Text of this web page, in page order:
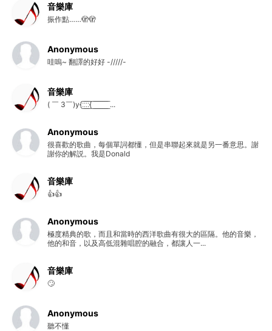
音樂庫
振作點……🫣🫣
Anonymous
哇嗚~ 翻譯的好好 -/////-
音樂庫
( ￣ 3￣)y{:̲̅:̲̅:̲̅:̲̅{ ̲̅ ̲̅ ̲̅ ̲̅ ̲̅ ̲̅ ̲̅ ̲̅ ̲̅ ...
Anonymous
很喜歡的歌曲，每個單詞都懂，但是串聯起來就是另一番意思。謝
謝你的解説。我是Donald
音樂庫
👍👍
Anonymous
極度精典的歌，而且和當時的西洋歌曲有很大的區隔。他的音樂，
他的和音，以及高低混雜唱腔的融合，都讓人一...
音樂庫
🙄
Anonymous
聽不懂